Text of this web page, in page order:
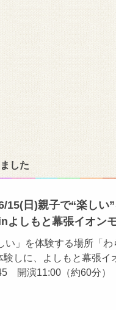
した
15(日)親子で“楽し
よしもと幕張イオン
い」を体験する場所「
しに、よしもと幕張イ
開演11:00（約60分）